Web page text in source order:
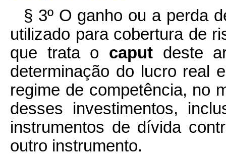
§ 3º O ganho ou a perda
utilizado para cobertura de
que trata o caput deste
determinação do lucro real
regime de competência, no
desses investimentos,
instrumentos de dívida
outro instrumento.